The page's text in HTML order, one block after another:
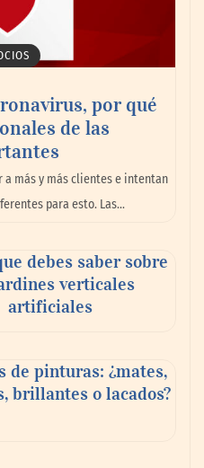
la forma de
por qué
de las
más y más clientes e intentan
para esto. Las…
debes saber sobre
verticales
artificiales
de pinturas: ¿mates,
brillantes o lacados?